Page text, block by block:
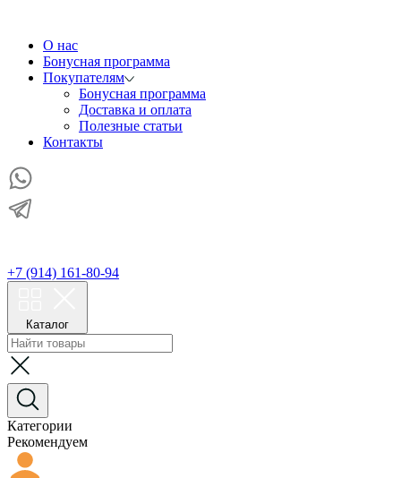
О нас
Бонусная программа
Покупателям
Бонусная программа
Доставка и оплата
Полезные статьи
Контакты
+7 (914) 161-80-94
Каталог
Категории
Рекомендуем